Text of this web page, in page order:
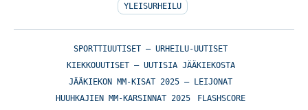
YLEISURHEILU
SPORTTIUUTISET – URHEILU-UUTISET
KIEKKOUUTISET – UUTISIA JÄÄKIEKOSTA
JÄÄKIEKON MM-KISAT 2025 – LEIJONAT
HUUHKAJIEN MM-KARSINNAT 2025
FLASHSCORE